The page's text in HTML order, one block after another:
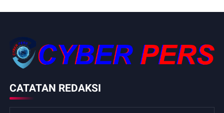
CATATAN REDAKSI